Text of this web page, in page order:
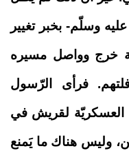
وسلّم- بخبر تغيير
خرج وواصل مسيره
فرأى الرّسول
العسكريّة لقريش في
وليس هناك ما يَمنع